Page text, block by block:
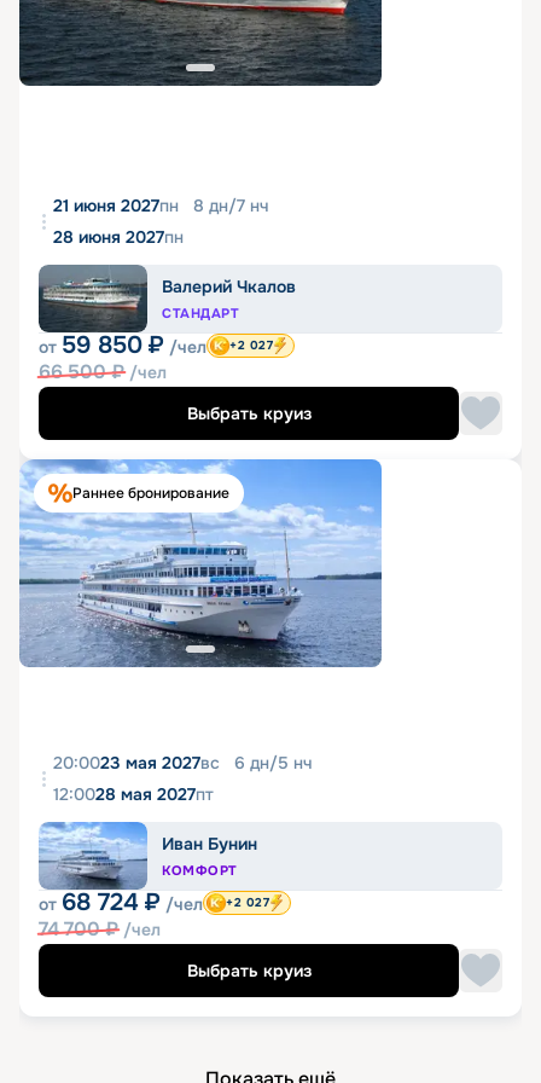
21 июня 2027пн 8 дн/7 нч
28 июня 2027пн
Валерий Чкалов
СТАНДАРТ
от 59 850 ₽ /чел
66 500₽ /чел
+2 027
Выбрать круиз
Раннее бронирование
20:0023 мая 2027вс 6 дн/5 нч
12:0028 мая 2027пт
Иван Бунин
КОМФОРТ
от 68 724 ₽ /чел
74 700₽ /чел
+2 027
Выбрать круиз